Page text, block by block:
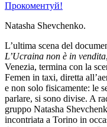
Прокоментуй!
Natasha Shevchenko.
L’ultima scena del
L’Ucraina non è in vendita
Venezia, termina con la
Femen in taxi, diretta
e non solo fisicamente: le
parlare, si sono divise. A
gruppo Natasha
incontriata a Torino in